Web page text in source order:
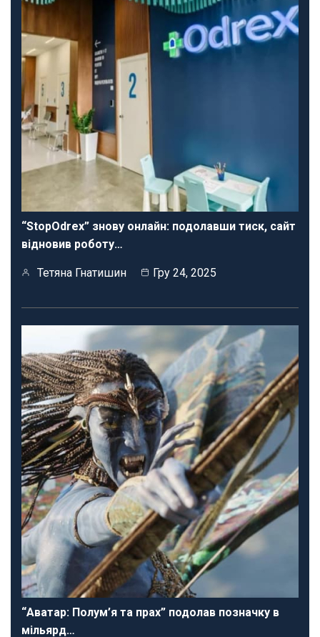
“StopOdrex” знову онлайн: подолавши тиск, сайт
відновив роботу…
Тетяна Гнатишин Гру 24, 2025
“Аватар: Полум’я та прах” подолав позначку в
мільярд…